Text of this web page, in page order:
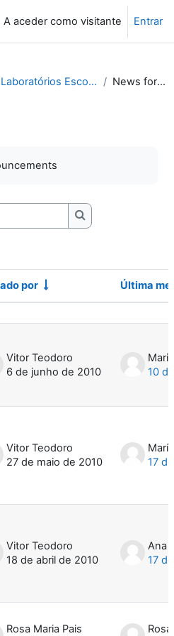
A aceder como visitante Entrar
Utilização e Organização de Laboratórios Escolares News forum
Pesquisar nos
por Última
Vitor Teodoro
6 de junho de 2010
10
Vitor Teodoro
27 de maio de 2010
17
Vitor Teodoro
18 de abril de 2010
Ana
17
Rosa Maria Pais